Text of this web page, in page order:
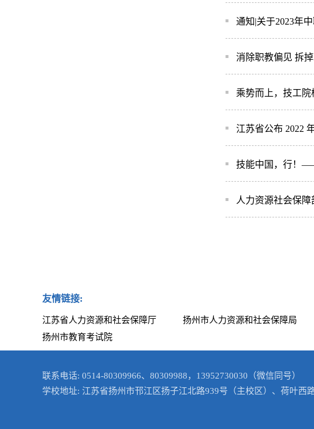
通知|关于2023年
消除职教偏见 拆
乘势而上，技工
江苏省公布 2022
技能中国，行！
人力资源社会保
友情链接:
江苏省人力资源和社会保障厅 扬州市人力资源和社会保障局
扬州市教育考试院
联系电话: 0514-80309966、80309988，13952730030（微信同号）
学校地址: 江苏省扬州市邗江区扬子江北路939号（主校区）、荷叶西